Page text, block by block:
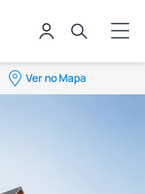
Ver no Mapa